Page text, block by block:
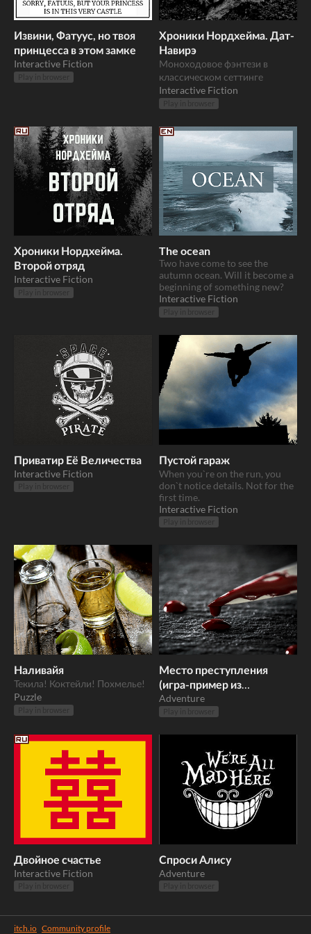
Извини, Фатуус, но твоя
принцесса в этом замке
Interactive Fiction
Хроники Нордхейма. Дат-
Навирэ
Моноходовое фэнтези в
классическом сеттинге
Interactive Fiction
Хроники Нордхейма.
Второй отряд
Interactive Fiction
The ocean
Two have come to see the
autumn ocean. Will it become a
beginning of something new?
Interactive Fiction
Приватир Её Величества
Interactive Fiction
Пустой гараж
When you`re on the run, you
don`t notice details. Not for the
first time.
Interactive Fiction
Наливайя
Текила! Коктейли! Похмелье!
Puzzle
Место преступления
(игра-пример из
документации Ink)
Adventure
Двойное счастье
Interactive Fiction
Спроси Алису
Adventure
itch.io Community profile